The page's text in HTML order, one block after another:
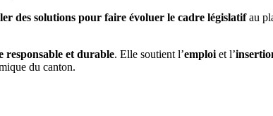
des solutions pour faire évoluer le cadre législatifau
responsable et durable. Elle soutient l’emploi et l’
du canton.